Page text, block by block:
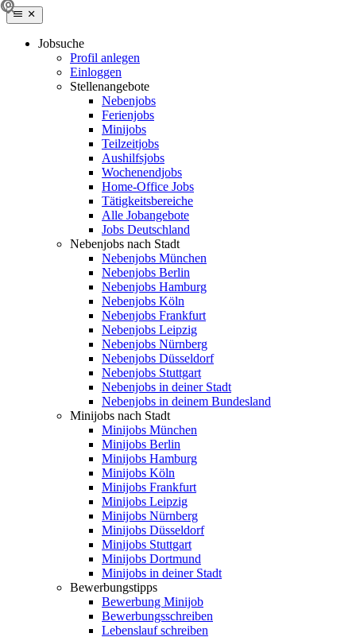
Jobsuche
Profil anlegen
Einloggen
Stellenangebote
Nebenjobs
Ferienjobs
Minijobs
Teilzeitjobs
Aushilfsjobs
Wochenendjobs
Home-Office Jobs
Tätigkeitsbereiche
Alle Jobangebote
Jobs Deutschland
Nebenjobs nach Stadt
Nebenjobs München
Nebenjobs Berlin
Nebenjobs Hamburg
Nebenjobs Köln
Nebenjobs Frankfurt
Nebenjobs Leipzig
Nebenjobs Nürnberg
Nebenjobs Düsseldorf
Nebenjobs Stuttgart
Nebenjobs in deiner Stadt
Nebenjobs in deinem Bundesland
Minijobs nach Stadt
Minijobs München
Minijobs Berlin
Minijobs Hamburg
Minijobs Köln
Minijobs Frankfurt
Minijobs Leipzig
Minijobs Nürnberg
Minijobs Düsseldorf
Minijobs Stuttgart
Minijobs Dortmund
Minijobs in deiner Stadt
Bewerbungstipps
Bewerbung Minijob
Bewerbungsschreiben
Lebenslauf schreiben